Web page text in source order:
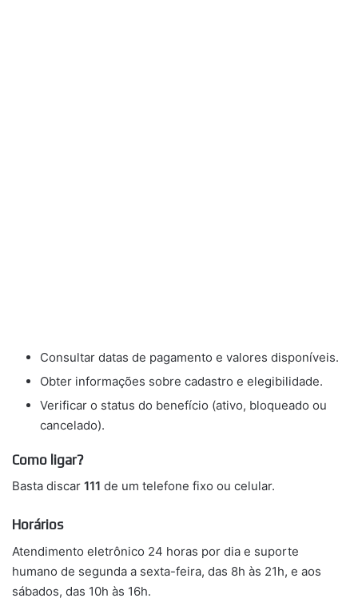
Consultar datas de pagamento e valores disponíveis.
Obter informações sobre cadastro e elegibilidade.
Verificar o status do benefício (ativo, bloqueado ou
cancelado).
Como ligar?
Basta discar 111 de um telefone fixo ou celular.
Horários
Atendimento eletrônico 24 horas por dia e suporte
humano de segunda a sexta-feira, das 8h às 21h, e aos
sábados, das 10h às 16h.